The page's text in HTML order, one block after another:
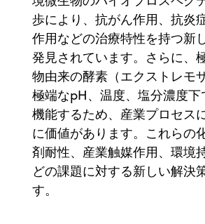
歩により、抗がん作用、抗炎
作用などの治療特性を持つ新
発見されています。さらに、
物由来の酵素（エクストレモ
極端なpH、温度、塩分濃度下
機能するため、産業プロセス
に価値があります。これらの
剤耐性、産業触媒作用、環境
どの課題に対する新しい解決
す。